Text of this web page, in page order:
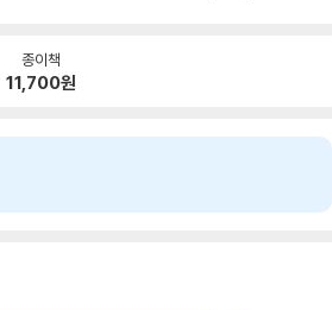
종이책
11,700원